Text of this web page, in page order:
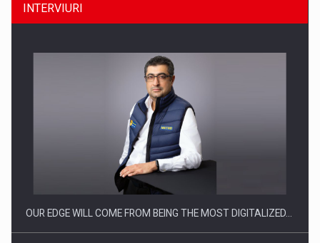
Producatorii si comerciantii care nu se supun noilor
INTERVIURI
OUR EDGE WILL COME FROM BEING THE MOST DIGITALIZED…